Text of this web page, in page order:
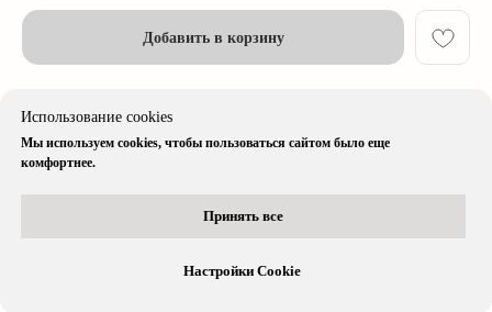
Использование cookies
Мы используем cookies, чтобы пользоваться сайтом было еще
комфортнее.
Принять все
Настройки Cookie
Добавить в корзину
Описание изделия
Доставка & Оплата
Вся информация доступна в нашем